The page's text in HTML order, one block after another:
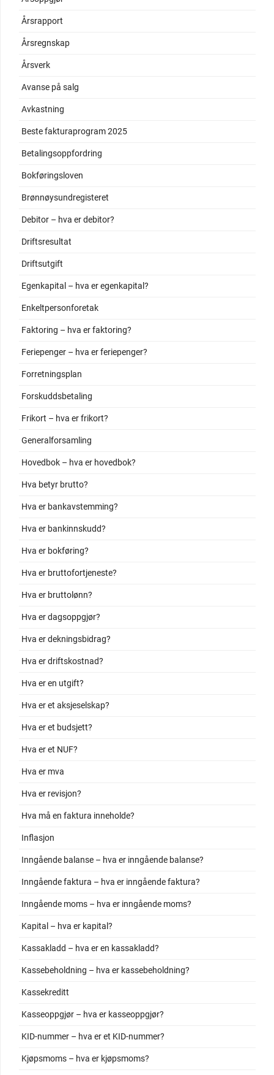
Årsrapport
Årsregnskap
Årsverk
Avanse på salg
Avkastning
Beste fakturaprogram 2025
Betalingsoppfordring
Bokføringsloven
Brønnøysundregisteret
Debitor – hva er debitor?
Driftsresultat
Driftsutgift
Egenkapital – hva er egenkapital?
Enkeltpersonforetak
Faktoring – hva er faktoring?
Feriepenger – hva er feriepenger?
Forretningsplan
Forskuddsbetaling
Frikort – hva er frikort?
Generalforsamling
Hovedbok – hva er hovedbok?
Hva betyr brutto?
Hva er bankavstemming?
Hva er bankinnskudd?
Hva er bokføring?
Hva er bruttofortjeneste?
Hva er bruttolønn?
Hva er dagsoppgjør?
Hva er dekningsbidrag?
Hva er driftskostnad?
Hva er en utgift?
Hva er et aksjeselskap?
Hva er et budsjett?
Hva er et NUF?
Hva er mva
Hva er revisjon?
Hva må en faktura inneholde?
Inflasjon
Inngående balanse – hva er inngående balanse?
Inngående faktura – hva er inngående faktura?
Inngående moms – hva er inngående moms?
Kapital – hva er kapital?
Kassakladd – hva er en kassakladd?
Kassebeholdning – hva er kassebeholdning?
Kassekreditt
Kasseoppgjør – hva er kasseoppgjør?
KID-nummer – hva er et KID-nummer?
Kjøpsmoms – hva er kjøpsmoms?